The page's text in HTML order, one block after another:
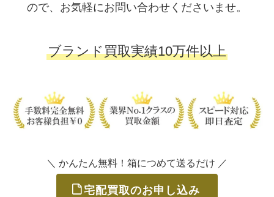
ので、お気軽にお問い合わせくださいませ。
ブランド買取実績10万件以上
＼ かんたん無料！箱につめて送るだけ ／
宅配買取のお申し込み